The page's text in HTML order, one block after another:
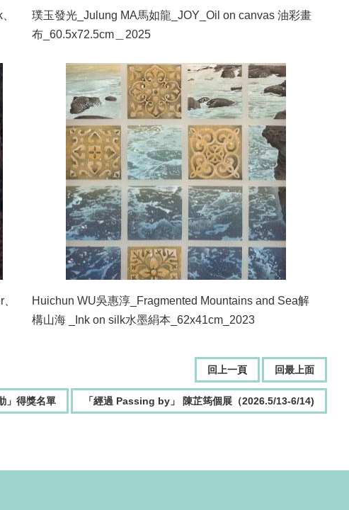
璞玉發光_Julung MA馬如龍_JOY_Oil on canvas 油彩畫
布_60.5x72.5cm＿2025
Huichun WU吳惠淳_Fragmented Mountains and Sea解
構山海 _Ink on silk水墨絹本_62x41cm_2023
回上一頁 回最上面
」得獎名單 「經過 Passing by」 陳芷筠個展（2026.5/13-6/14)